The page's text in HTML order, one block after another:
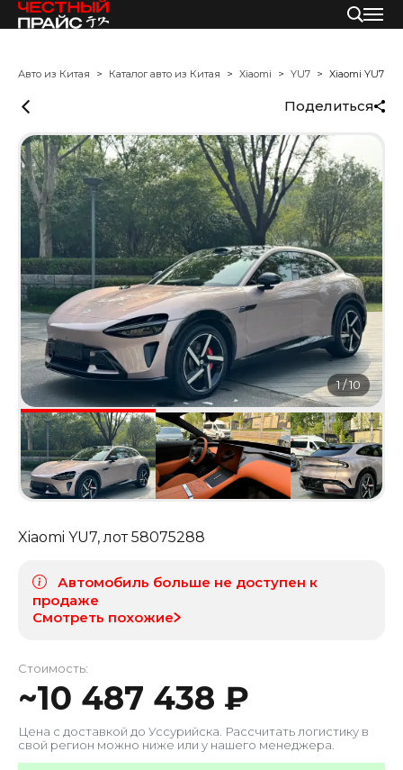
Авто из Китая Каталог авто из Китая Xiaomi YU7 Xiaomi YU7
Поделиться
1/10
Xiaomi YU7, лот58075288
Автомобиль больше не доступен к
продаже
Смотреть похожие
Стоимость:
~10 487 438 ₽
Цена с доставкой до Уссурийска . Рассчитать логистику в
свой регион можно ниже или у нашего менеджера.